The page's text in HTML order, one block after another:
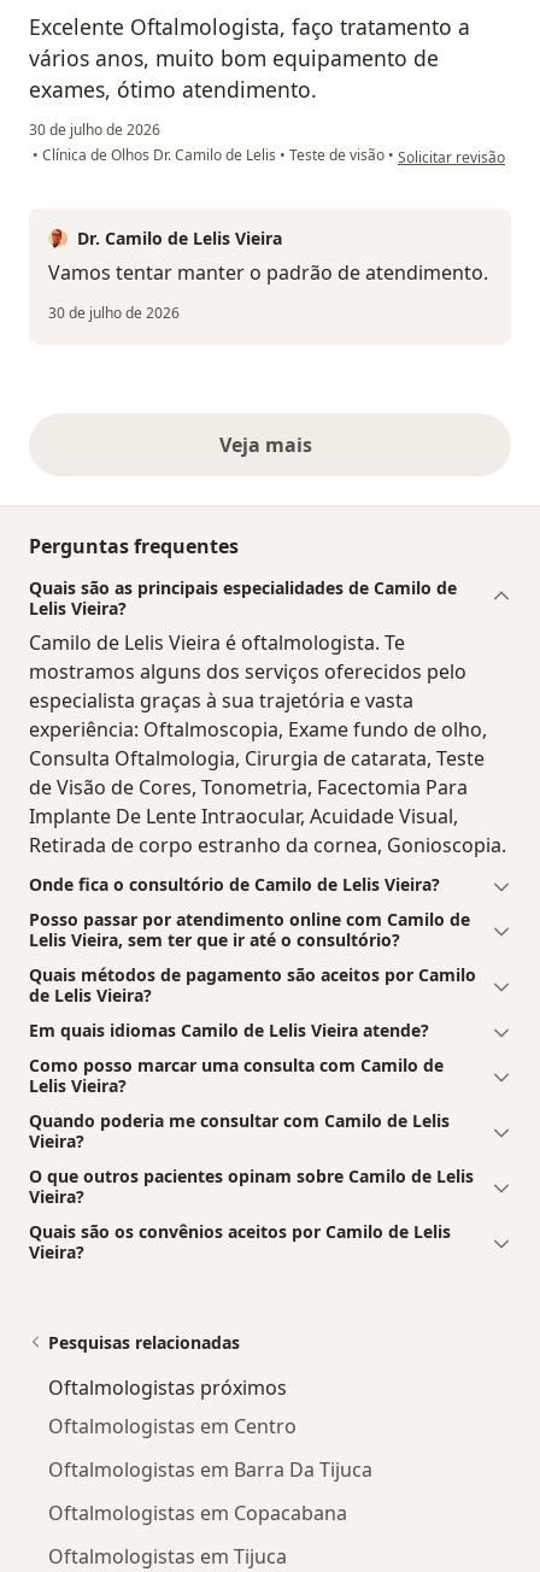
Excelente Oftalmologista, faço tratamento a
vários anos, muito bom equipamento de
exames, ótimo atendimento.
30 de julho de 2026
• Clínica de Olhos Dr. Camilo de Lelis • Teste de visão • na opinião do
Solicitar revisão
Dr. Camilo de Lelis Vieira
Vamos tentar manter o padrão de atendimento.
30 de julho de 2026
Veja maisopiniões acima
Perguntas frequentes
Quais são as principais especialidades de Camilo de
Lelis Vieira?
Camilo de Lelis Vieira é oftalmologista. Te
mostramos alguns dos serviços oferecidos pelo
especialista graças à sua trajetória e vasta
experiência: Oftalmoscopia, Exame fundo de olho,
Consulta Oftalmologia, Cirurgia de catarata, Teste
de Visão de Cores, Tonometria, Facectomia Para
Implante De Lente Intraocular, Acuidade Visual,
Retirada de corpo estranho da cornea, Gonioscopia.
Onde fica o consultório de Camilo de Lelis Vieira?
Posso passar por atendimento online com Camilo de
Lelis Vieira, sem ter que ir até o consultório?
Quais métodos de pagamento são aceitos por Camilo
de Lelis Vieira?
Em quais idiomas Camilo de Lelis Vieira atende?
Como posso marcar uma consulta com Camilo de
Lelis Vieira?
Quando poderia me consultar com Camilo de Lelis
Vieira?
O que outros pacientes opinam sobre Camilo de Lelis
Vieira?
Quais são os convênios aceitos por Camilo de Lelis
Vieira?
Pesquisas relacionadas
Oftalmologistas próximos
Oftalmologistas em Centro
Oftalmologistas em Barra Da Tijuca
Oftalmologistas em Copacabana
Oftalmologistas em Tijuca